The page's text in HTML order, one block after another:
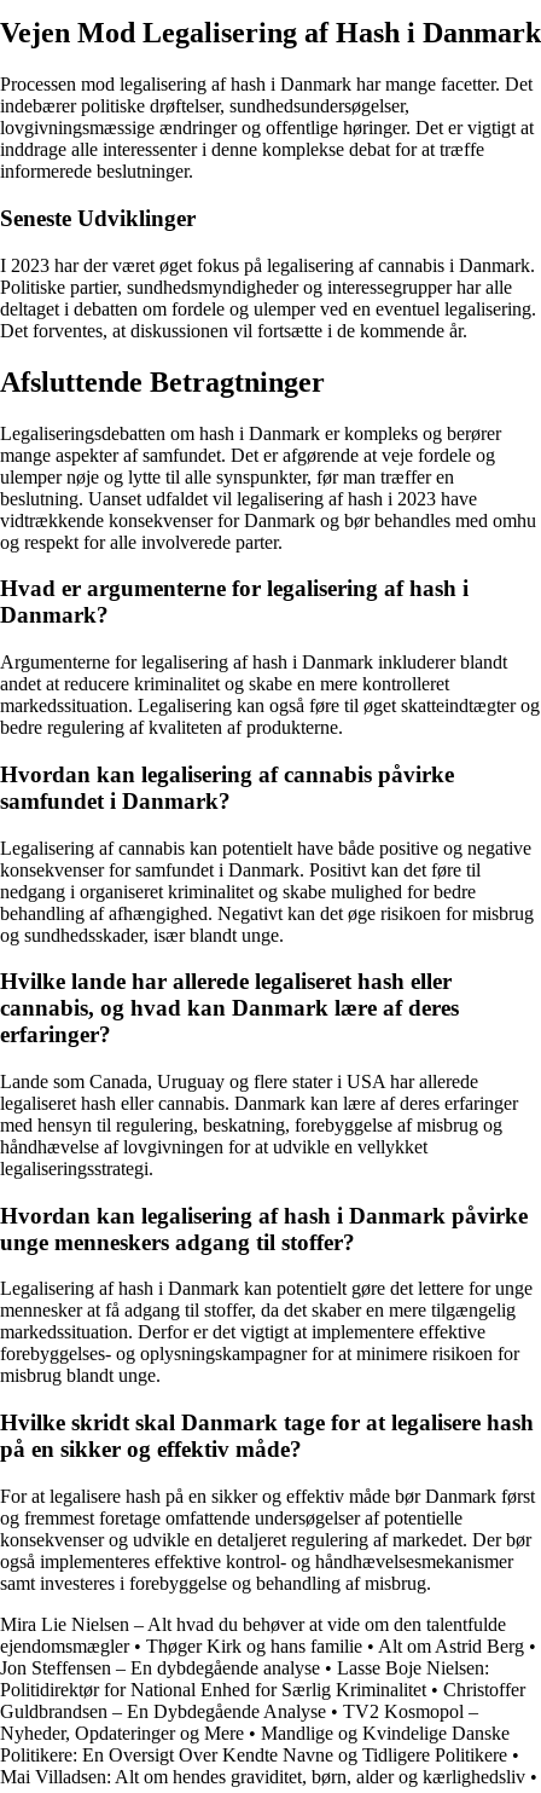
Vejen Mod Legalisering af Hash i Danmark
Processen mod legalisering af hash i Danmark har mange facetter. Det
indebærer politiske drøftelser, sundhedsundersøgelser,
lovgivningsmæssige ændringer og offentlige høringer. Det er vigtigt at
inddrage alle interessenter i denne komplekse debat for at træffe
informerede beslutninger.
Seneste Udviklinger
I 2023 har der været øget fokus på legalisering af cannabis i Danmark.
Politiske partier, sundhedsmyndigheder og interessegrupper har alle
deltaget i debatten om fordele og ulemper ved en eventuel legalisering.
Det forventes, at diskussionen vil fortsætte i de kommende år.
Afsluttende Betragtninger
Legaliseringsdebatten om hash i Danmark er kompleks og berører
mange aspekter af samfundet. Det er afgørende at veje fordele og
ulemper nøje og lytte til alle synspunkter, før man træffer en
beslutning. Uanset udfaldet vil legalisering af hash i 2023 have
vidtrækkende konsekvenser for Danmark og bør behandles med omhu
og respekt for alle involverede parter.
Hvad er argumenterne for legalisering af hash i
Danmark?
Argumenterne for legalisering af hash i Danmark inkluderer blandt
andet at reducere kriminalitet og skabe en mere kontrolleret
markedssituation. Legalisering kan også føre til øget skatteindtægter og
bedre regulering af kvaliteten af produkterne.
Hvordan kan legalisering af cannabis påvirke
samfundet i Danmark?
Legalisering af cannabis kan potentielt have både positive og negative
konsekvenser for samfundet i Danmark. Positivt kan det føre til
nedgang i organiseret kriminalitet og skabe mulighed for bedre
behandling af afhængighed. Negativt kan det øge risikoen for misbrug
og sundhedsskader, især blandt unge.
Hvilke lande har allerede legaliseret hash eller
cannabis, og hvad kan Danmark lære af deres
erfaringer?
Lande som Canada, Uruguay og flere stater i USA har allerede
legaliseret hash eller cannabis. Danmark kan lære af deres erfaringer
med hensyn til regulering, beskatning, forebyggelse af misbrug og
håndhævelse af lovgivningen for at udvikle en vellykket
legaliseringsstrategi.
Hvordan kan legalisering af hash i Danmark påvirke
unge menneskers adgang til stoffer?
Legalisering af hash i Danmark kan potentielt gøre det lettere for unge
mennesker at få adgang til stoffer, da det skaber en mere tilgængelig
markedssituation. Derfor er det vigtigt at implementere effektive
forebyggelses- og oplysningskampagner for at minimere risikoen for
misbrug blandt unge.
Hvilke skridt skal Danmark tage for at legalisere hash
på en sikker og effektiv måde?
For at legalisere hash på en sikker og effektiv måde bør Danmark først
og fremmest foretage omfattende undersøgelser af potentielle
konsekvenser og udvikle en detaljeret regulering af markedet. Der bør
også implementeres effektive kontrol- og håndhævelsesmekanismer
samt investeres i forebyggelse og behandling af misbrug.
Mira Lie Nielsen – Alt hvad du behøver at vide om den talentfulde
ejendomsmægler• Thøger Kirk og hans familie • Alt om Astrid Berg •
Jon Steffensen – En dybdegående analyse • Lasse Boje Nielsen:
Politidirektør for National Enhed for Særlig Kriminalitet • Christoffer
Guldbrandsen – En Dybdegående Analyse • TV2 Kosmopol –
Nyheder, Opdateringer og Mere • Mandlige og Kvindelige Danske
Politikere: En Oversigt Over Kendte Navne og Tidligere Politikere •
Mai Villadsen: Alt om hendes graviditet, børn, alder og kærlighedsliv •